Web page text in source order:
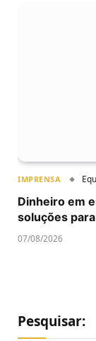
IMPRENSA
Dinheiro em
soluções
07/08/2026
Pesquisar: